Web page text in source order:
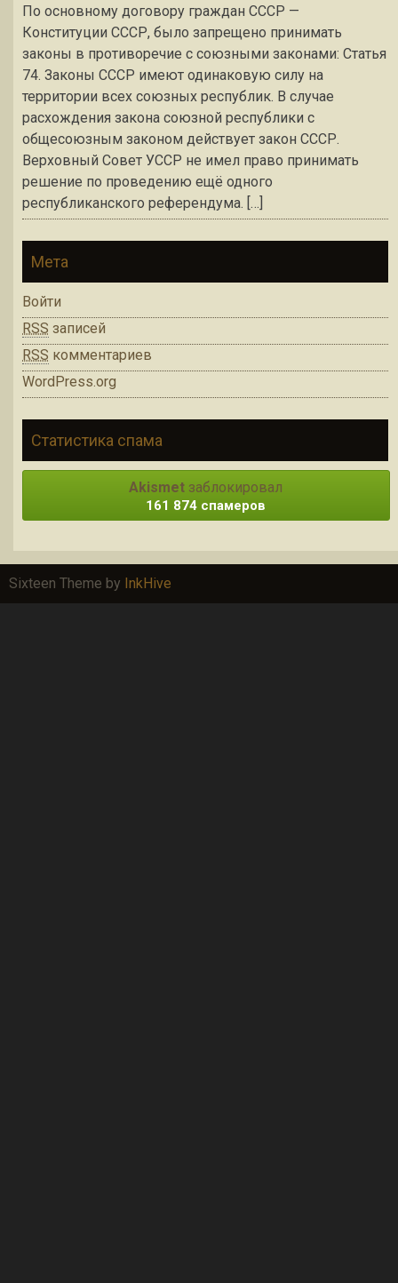
По основному договору граждан СССР —
Конституции СССР, было запрещено принимать
законы в противоречие с союзными законами: Статья
74. Законы СССР имеют одинаковую силу на
территории всех союзных республик. В случае
расхождения закона союзной республики с
общесоюзным законом действует закон СССР.
Верховный Совет УССР не имел право принимать
решение по проведению ещё одного
республиканского референдума. […]
Мета
Войти
RSS записей
RSS комментариев
WordPress.org
Статистика спама
Akismet заблокировал
161 874 спамеров
Sixteen Theme by InkHive